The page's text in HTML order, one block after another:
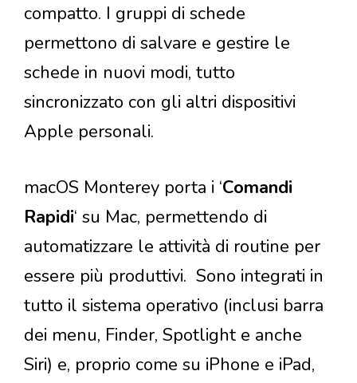
compatto. I gruppi di schede
permettono di salvare e gestire le
schede in nuovi modi, tutto
sincronizzato con gli altri dispositivi
Apple personali.
macOS Monterey porta i ‘Comandi
Rapidi‘ su Mac, permettendo di
automatizzare le attività di routine per
essere più produttivi. Sono integrati in
tutto il sistema operativo (inclusi barra
dei menu, Finder, Spotlight e anche
Siri) e, proprio come su iPhone e iPad,